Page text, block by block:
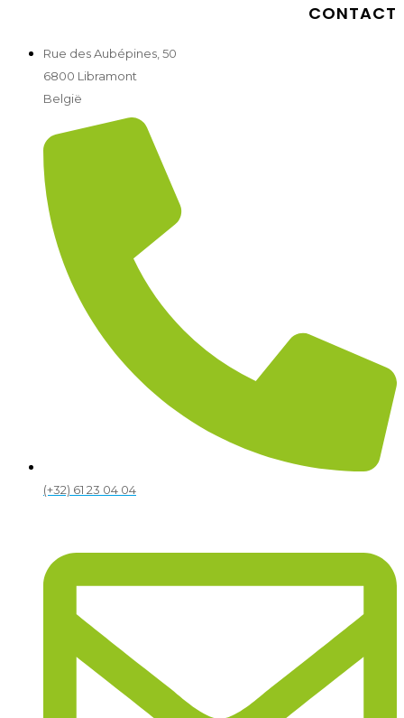
CONTACT
Rue des Aubépines, 50
6800 Libramont
België
(+32) 61 23 04 04